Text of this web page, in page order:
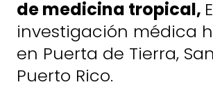
de medicina tropical,
investigación médica
en Puerta de Tierra,
Puerto Rico.